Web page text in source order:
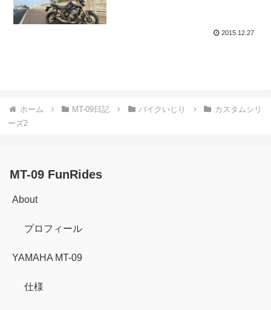
2015.12.27
ホーム MT-09日記 バイクいじり
カスタムシリ
ーズ2
MT-09 FunRides
About
プロフィール
YAMAHA MT-09
仕様